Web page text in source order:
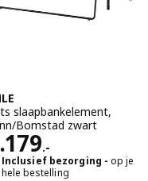
slaapbankelement,
Bomstad zwart
.-
€ 1179.-
Inclusief bezorging
op je
hele bestelling